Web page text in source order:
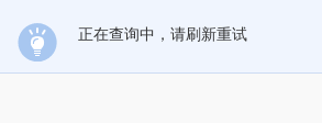
正在查询中，请刷新重试